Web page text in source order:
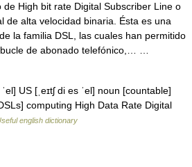
High bit rate Digital Subscriber Line o
de alta velocidad binaria. Ésta es una
la familia DSL, las cuales han permitido
bucle de abonado telefónico,… …
US [ˌeɪtʃ di es ˈel] noun [countable]
computing High Data Rate Digital
english dictionary